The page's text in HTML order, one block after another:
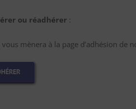
ou réadhérer :
mènera à la page d’adhésion de